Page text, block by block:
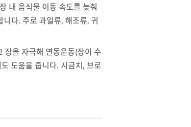
내 음식물 이동 속도를 늦춰
다. 주로 과일류, 해조류, 귀
장을 자극해 연동운동(장이 수
도움을 줍니다. 시금치, 브로